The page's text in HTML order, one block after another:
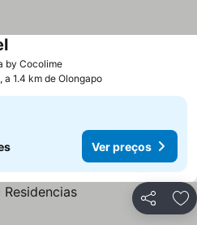
by Cocolime
a 1.4 km de Olongapo
Ver preços
Partilhar